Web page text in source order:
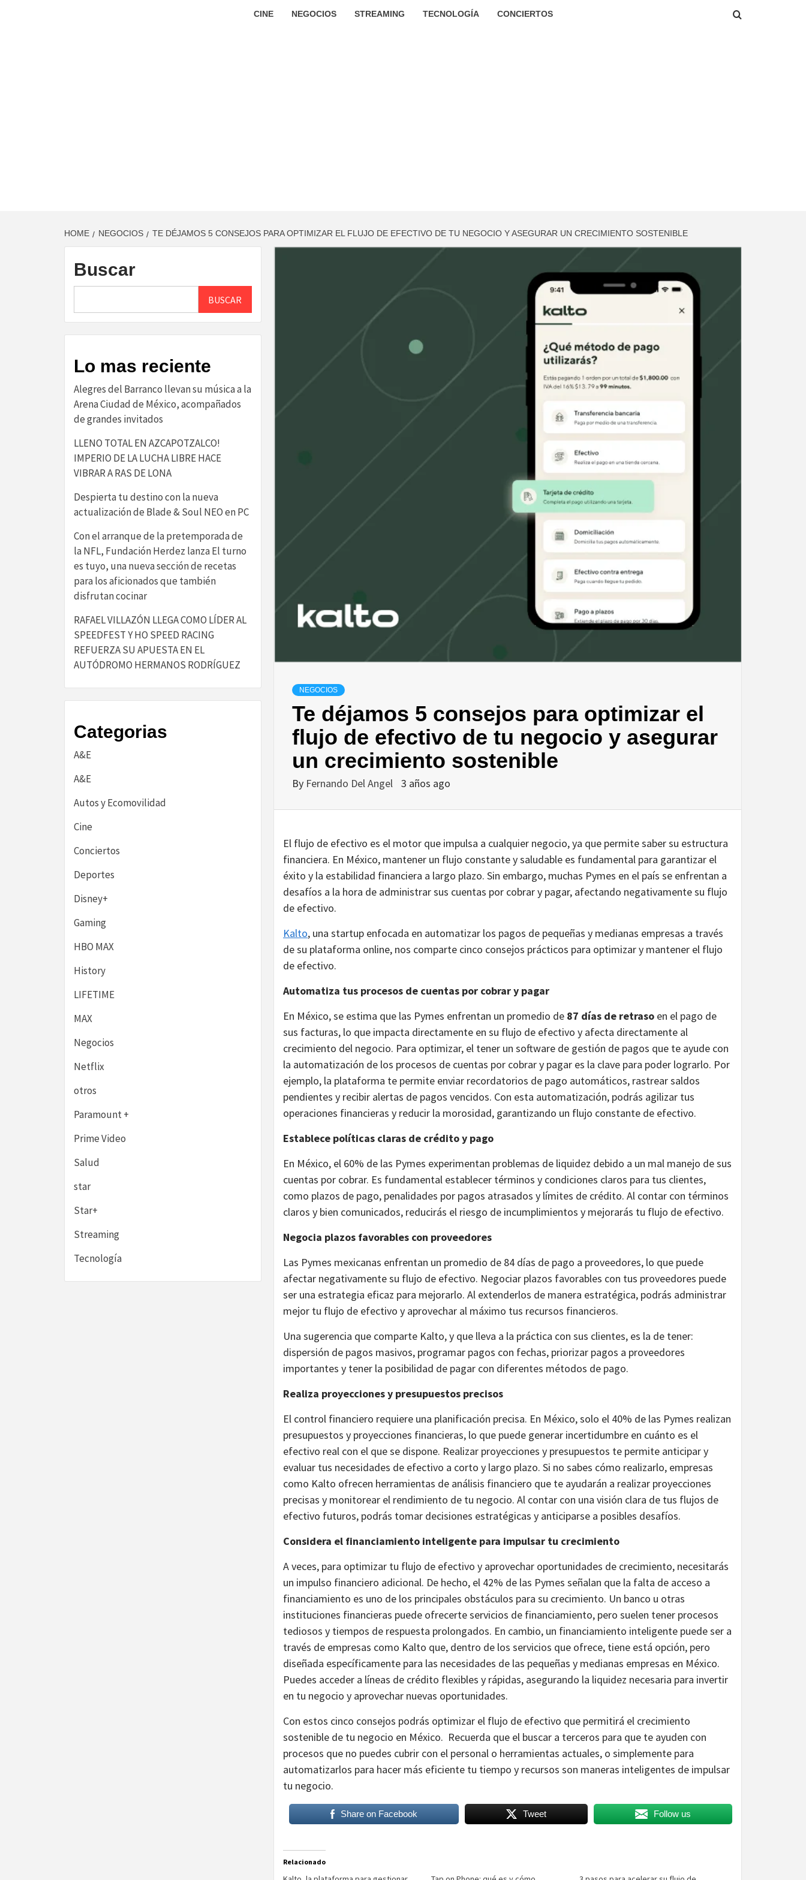
CINE NEGOCIOS STREAMING TECNOLOGÍA CONCIERTOS
HOME NEGOCIOS TE DÉJAMOS 5 CONSEJOS PARA OPTIMIZAR EL FLUJO DE EFECTIVO DE TU NEGOCIO Y ASEGURAR UN CRECIMIENTO SOSTENIBLE
NEGOCIOS
Te déjamos 5 consejos para optimizar el
flujo de efectivo de tu negocio y asegurar
un crecimiento sostenible
By Fernando Del Angel 3 años ago
El flujo de efectivo es el motor que impulsa a cualquier negocio, ya que permite saber su estructura
financiera. En México, mantener un flujo constante y saludable es fundamental para garantizar el
éxito y la estabilidad financiera a largo plazo. Sin embargo, muchas Pymes en el país se enfrentan a
desafíos a la hora de administrar sus cuentas por cobrar y pagar, afectando negativamente su flujo
de efectivo.
Kalto, una startup enfocada en automatizar los pagos de pequeñas y medianas empresas a través
de su plataforma online, nos comparte cinco consejos prácticos para optimizar y mantener el flujo
de efectivo.
Automatiza tus procesos de cuentas por cobrar y pagar
En México, se estima que las Pymes enfrentan un promedio de 87 días de retraso en el pago de
sus facturas, lo que impacta directamente en su flujo de efectivo y afecta directamente al
crecimiento del negocio. Para optimizar, el tener un software de gestión de pagos que te ayude con
la automatización de los procesos de cuentas por cobrar y pagar es la clave para poder lograrlo. Por
ejemplo, la plataforma te permite enviar recordatorios de pago automáticos, rastrear saldos
pendientes y recibir alertas de pagos vencidos. Con esta automatización, podrás agilizar tus
operaciones financieras y reducir la morosidad, garantizando un flujo constante de efectivo.
Establece políticas claras de crédito y pago
En México, el 60% de las Pymes experimentan problemas de liquidez debido a un mal manejo de sus
cuentas por cobrar. Es fundamental establecer términos y condiciones claros para tus clientes,
como plazos de pago, penalidades por pagos atrasados y límites de crédito. Al contar con términos
claros y bien comunicados, reducirás el riesgo de incumplimientos y mejorarás tu flujo de efectivo.
Negocia plazos favorables con proveedores
Las Pymes mexicanas enfrentan un promedio de 84 días de pago a proveedores, lo que puede
afectar negativamente su flujo de efectivo. Negociar plazos favorables con tus proveedores puede
ser una estrategia eficaz para mejorarlo. Al extenderlos de manera estratégica, podrás administrar
mejor tu flujo de efectivo y aprovechar al máximo tus recursos financieros.
Una sugerencia que comparte Kalto, y que lleva a la práctica con sus clientes, es la de tener:
dispersión de pagos masivos, programar pagos con fechas, priorizar pagos a proveedores
importantes y tener la posibilidad de pagar con diferentes métodos de pago.
Realiza proyecciones y presupuestos precisos
El control financiero requiere una planificación precisa. En México, solo el 40% de las Pymes realizan
presupuestos y proyecciones financieras, lo que puede generar incertidumbre en cuánto es el
efectivo real con el que se dispone. Realizar proyecciones y presupuestos te permite anticipar y
evaluar tus necesidades de efectivo a corto y largo plazo. Si no sabes cómo realizarlo, empresas
como Kalto ofrecen herramientas de análisis financiero que te ayudarán a realizar proyecciones
precisas y monitorear el rendimiento de tu negocio. Al contar con una visión clara de tus flujos de
efectivo futuros, podrás tomar decisiones estratégicas y anticiparse a posibles desafíos.
Considera el financiamiento inteligente para impulsar tu crecimiento
A veces, para optimizar tu flujo de efectivo y aprovechar oportunidades de crecimiento, necesitarás
un impulso financiero adicional. De hecho, el 42% de las Pymes señalan que la falta de acceso a
financiamiento es uno de los principales obstáculos para su crecimiento. Un banco u otras
instituciones financieras puede ofrecerte servicios de financiamiento, pero suelen tener procesos
tediosos y tiempos de respuesta prolongados. En cambio, un financiamiento inteligente puede ser a
través de empresas como Kalto que, dentro de los servicios que ofrece, tiene está opción, pero
diseñada específicamente para las necesidades de las pequeñas y medianas empresas en México.
Puedes acceder a líneas de crédito flexibles y rápidas, asegurando la liquidez necesaria para invertir
en tu negocio y aprovechar nuevas oportunidades.
Con estos cinco consejos podrás optimizar el flujo de efectivo que permitirá el crecimiento
sostenible de tu negocio en México. Recuerda que el buscar a terceros para que te ayuden con
procesos que no puedes cubrir con el personal o herramientas actuales, o simplemente para
automatizarlos para hacer más eficiente tu tiempo y recursos son maneras inteligentes de impulsar
tu negocio.
Share on Facebook Tweet Follow us
Relacionado
Buscar
BUSCAR
Lo mas reciente
Alegres del Barranco llevan su música a la
Arena Ciudad de México, acompañados
de grandes invitados
LLENO TOTAL EN AZCAPOTZALCO!
IMPERIO DE LA LUCHA LIBRE HACE
VIBRAR A RAS DE LONA
Despierta tu destino con la nueva
actualización de Blade & Soul NEO en PC
Con el arranque de la pretemporada de
la NFL, Fundación Herdez lanza El turno
es tuyo, una nueva sección de recetas
para los aficionados que también
disfrutan cocinar
RAFAEL VILLAZÓN LLEGA COMO LÍDER AL
SPEEDFEST Y HO SPEED RACING
REFUERZA SU APUESTA EN EL
AUTÓDROMO HERMANOS RODRÍGUEZ
Categorias
A&E
A&E
Autos y Ecomovilidad
Cine
Conciertos
Deportes
Disney+
Gaming
HBO MAX
History
LIFETIME
MAX
Negocios
Netflix
otros
Paramount +
Prime Video
Salud
star
Star+
Streaming
Tecnología